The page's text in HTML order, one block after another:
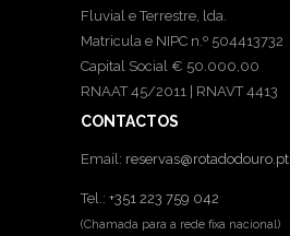
Fluvial e Terrestre, lda.
Matricula e NIPC n.º 504413732
Capital Social € 50.000,00
RNAAT 45/2011 | RNAVT 4413
CONTACTOS
Email: reservas@rotadodouro.pt
Tel.: +351 223 759 042
(Chamada para a rede fixa nacional)